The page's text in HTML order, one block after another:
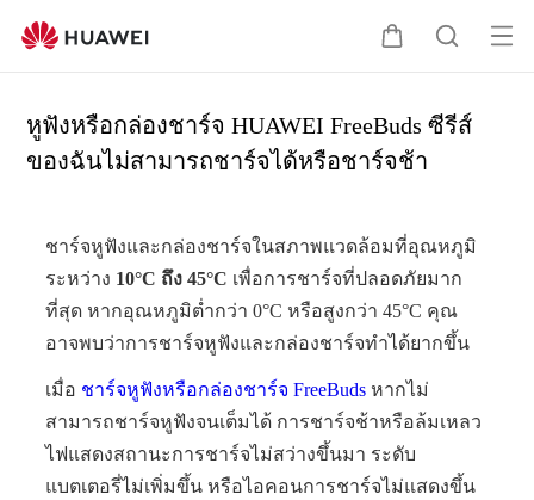
ต
ร้
า
ค้
า
เปิ
หูฟังหรือกล่องชาร์จ HUAWEI FreeBuds ซีรีส์
ของฉันไม่สามารถชาร์จได้หรือชาร์จช้า
ชาร์จหูฟังและกล่องชาร์จในสภาพแวดล้อมที่อุณหภูมิ
ระหว่าง 10°C ถึง 45°C เพื่อการชาร์จที่ปลอดภัยมาก
ที่สุด หากอุณหภูมิต่ำกว่า 0°C หรือสูงกว่า 45°C คุณ
อาจพบว่าการชาร์จหูฟังและกล่องชาร์จทำได้ยากขึ้น
เมื่อ ชาร์จหูฟังหรือกล่องชาร์จ FreeBuds หากไม่
สามารถชาร์จหูฟังจนเต็มได้ การชาร์จช้าหรือล้มเหลว
ไฟแสดงสถานะการชาร์จไม่สว่างขึ้นมา ระดับ
แบตเตอรี่ไม่เพิ่มขึ้น หรือไอคอนการชาร์จไม่แสดงขึ้น